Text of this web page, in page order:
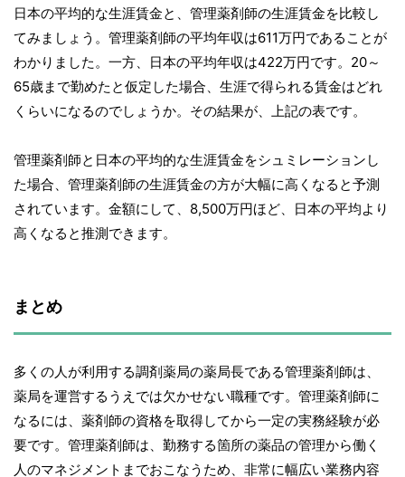
日本の平均的な生涯賃金と、管理薬剤師の生涯賃金を比較し
てみましょう。管理薬剤師の平均年収は611万円であることが
わかりました。一方、日本の平均年収は422万円です。20～
65歳まで勤めたと仮定した場合、生涯で得られる賃金はどれ
くらいになるのでしょうか。その結果が、上記の表です。
管理薬剤師と日本の平均的な生涯賃金をシュミレーションし
た場合、管理薬剤師の生涯賃金の方が大幅に高くなると予測
されています。金額にして、8,500万円ほど、日本の平均より
高くなると推測できます。
まとめ
多くの人が利用する調剤薬局の薬局長である管理薬剤師は、
薬局を運営するうえでは欠かせない職種です。管理薬剤師に
なるには、薬剤師の資格を取得してから一定の実務経験が必
要です。管理薬剤師は、勤務する箇所の薬品の管理から働く
人のマネジメントまでおこなうため、非常に幅広い業務内容